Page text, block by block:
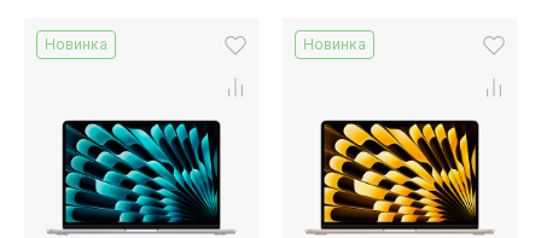
Новинка Новинка